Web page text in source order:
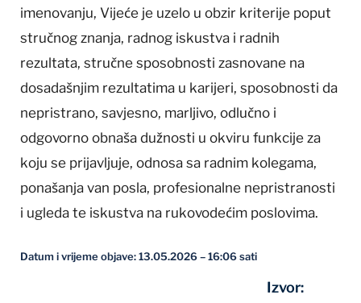
imenovanju, Vijeće je uzelo u obzir kriterije poput
stručnog znanja, radnog iskustva i radnih
rezultata, stručne sposobnosti zasnovane na
dosadašnjim rezultatima u karijeri, sposobnosti da
nepristrano, savjesno, marljivo, odlučno i
odgovorno obnaša dužnosti u okviru funkcije za
koju se prijavljuje, odnosa sa radnim kolegama,
ponašanja van posla, profesionalne nepristranosti
i ugleda te iskustva na rukovodećim poslovima.
Datum i vrijeme objave: 13.05.2026 – 16:06 sati
Izvor: